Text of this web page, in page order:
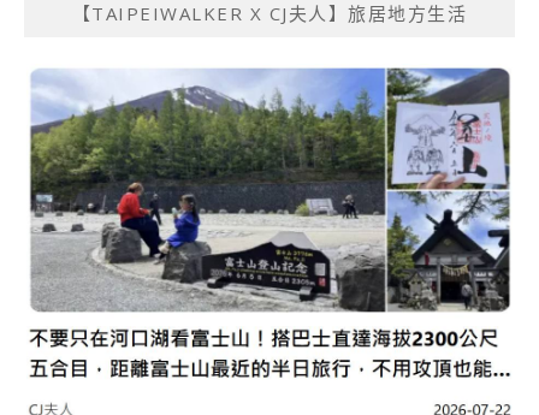
【TAIPEIWALKER X CJ夫人】旅居地方生活